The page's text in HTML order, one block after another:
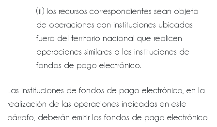
(ii) los recursos correspondientes sean objeto
de operaciones con instituciones ubicadas
fuera del territorio nacional que realicen
operaciones similares a las instituciones de
fondos de pago electrónico.
Las instituciones de fondos de pago electrónico, en la
realización de las operaciones indicadas en este
párrafo, deberán emitir los fondos de pago electrónico